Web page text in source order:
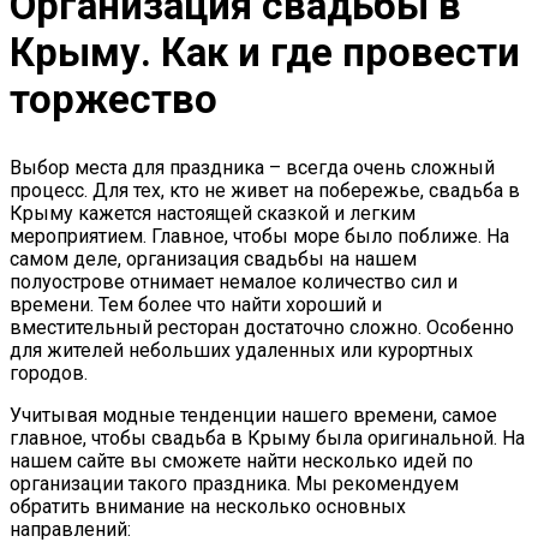
Крыму. Как и где провести
торжество
Выбор места для праздника – всегда очень сложный
процесс. Для тех, кто не живет на побережье, свадьба в
Крыму кажется настоящей сказкой и легким
мероприятием. Главное, чтобы море было поближе. На
самом деле, организация свадьбы на нашем
полуострове отнимает немалое количество сил и
времени. Тем более что найти хороший и
вместительный ресторан достаточно сложно. Особенно
для жителей небольших удаленных или курортных
городов.
Учитывая модные тенденции нашего времени, самое
главное, чтобы свадьба в Крыму была оригинальной. На
нашем сайте вы сможете найти несколько идей по
организации такого праздника. Мы рекомендуем
обратить внимание на несколько основных
направлений: